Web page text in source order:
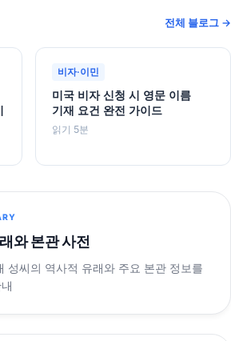
전체 블로그 →
비자·이민
미국 비자 신청 시 영문 이름
기재 요건 완전 가이드
읽기 5분
와 본관 사전
성씨의 역사적 유래와 주요 본관 정보를